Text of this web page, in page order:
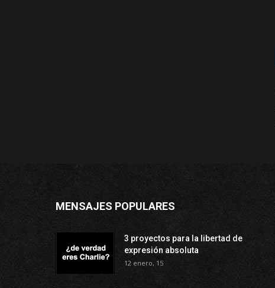
MENSAJES POPULARES
3 proyectos para la libertad de
expresión absoluta
12 enero, 15